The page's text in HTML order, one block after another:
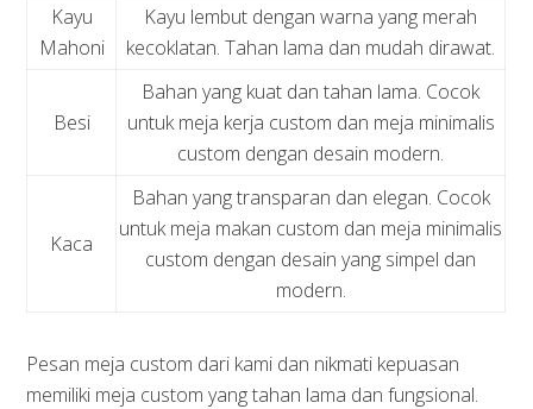
Kayu
Mahoni
Kayu lembut dengan warna yang merah
kecoklatan. Tahan lama dan mudah dirawat.
Besi
Bahan yang kuat dan tahan lama. Cocok
untuk meja kerja custom dan meja minimalis
custom dengan desain modern.
Kaca
Bahan yang transparan dan elegan. Cocok
untuk meja makan custom dan meja minimalis
custom dengan desain yang simpel dan
modern.
Pesan meja custom dari kami dan nikmati kepuasan
memiliki meja custom yang tahan lama dan fungsional.